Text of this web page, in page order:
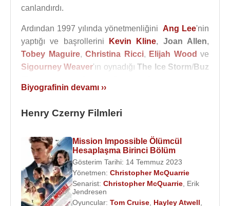
canlandırdı.
Ardından 1997 yılında yönetmenliğiniAng Lee'nin
yaptığı ve başrollerini
Kevin Kline, Joan Allen,
Tobey Maguire, Christina Ricci, Elijah Wood ve
Sigourney Weaver'ın oynadığıThe Ice Storm/Buz
canlandırdı.
Henry Czerny, evlenmeden önce, Amerikalı aktris
Henry Czerny, 1 Ağustos 2001 tarihinde aktris ve
yapımcıClaudine Cassidy ile evlendi. Cameron
Czerny adında bir oğlu vardır.
2011–2014 yılları arasında konusu
Biyografinin devamı ››
Henry Czerny Filmleri
Mission Impossible Ölümcül
Hesaplaşma Birinci Bölüm
Gösterim Tarihi: 14 Temmuz 2023
Yönetmen: Christopher McQuarrie
Senarist: Christopher McQuarrie Erik
Jendresen
Oyuncular: Tom Cruise Hayley Atwell